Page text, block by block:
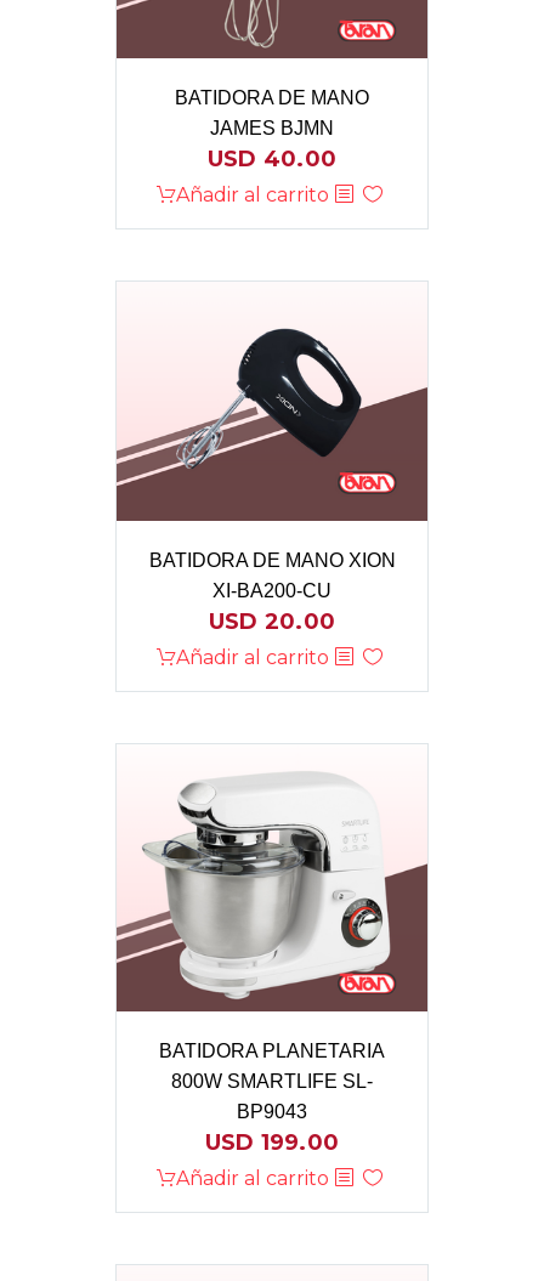
BATIDORA DE MANO
JAMES BJMN
USD 40.00
Añadir al carrito
BATIDORA DE MANO XION
XI-BA200-CU
USD 20.00
Añadir al carrito
BATIDORA PLANETARIA
800W SMARTLIFE SL-
BP9043
USD 199.00
Añadir al carrito